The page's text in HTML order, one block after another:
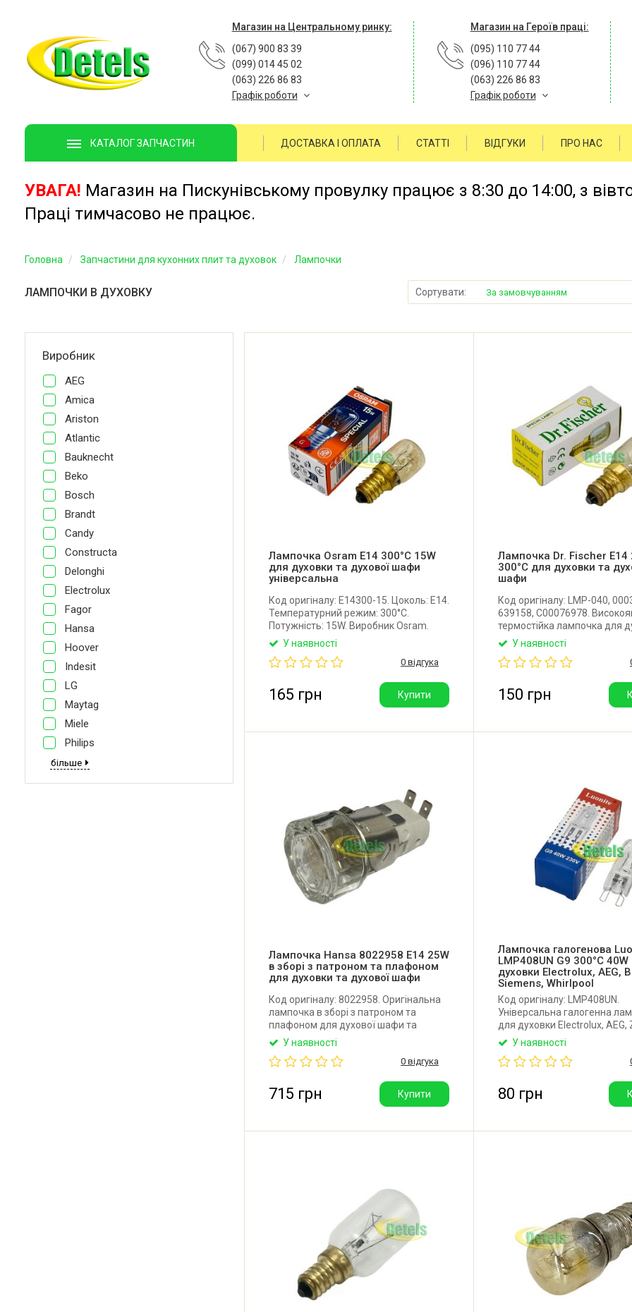
Магазин на Центральному ринку:
(067) 900 83 39
(099) 014 45 02
(063) 226 86 83
Графік роботи
Магазин на Героїв праці:
(095) 110 77 44
(096) 110 77 44
(063) 226 86 83
Графік роботи
КАТАЛОГ ЗАПЧАСТИН ДОСТАВКА І ОПЛАТА СТАТТІ ВІДГУКИ ПРО НАС
УВАГА! Магазин на Пискунівському провулку працює з 8:30 до 14:00, з
Праці тимчасово не працює.
Головна Запчастини для кухонних плит та духовок Лампочки
ЛАМПОЧКИ В ДУХОВКУ Сортувати: За замовчуванням
Виробник
AEG
Amica
Ariston
Atlantic
Bauknecht
Beko
Bosch
Brandt
Candy
Constructa
Delonghi
Electrolux
Fagor
Hansa
Hoover
Indesit
LG
Maytag
Miele
Philips
більше
Лампочка Osram E14 300°C 15W
для духовки та духової шафи
універсальна
Код оригіналу: E14300-15. Цоколь: E14.
Температурний режим: 300°C.
Потужність: 15W. Виробник Osram.
Країна реєстрації бренду: Німеччина.
У наявності
0 відгука
165 грн Купити
Лампочка Dr. Fischer E14
300°C для духовки та
шафи
Код оригіналу: LMP-040,
639158, C00076978.
термостійка лампочка для
духової шафи. Довжина: 55
Температурний режим:
Germany (P.R.C.).
У наявності
150 грн
Лампочка Hansa 8022958 E14 25W
в зборі з патроном та плафоном
для духовки та духової шафи
Код оригіналу: 8022958. Оригінальна
лампочка в зборі з патроном та
плафоном для духової шафи та
духовки кухонної плити Hansa, Amica.
виробник офіційно постачає лампочку
У наявності
0 відгука
715 грн Купити
Лампочка галогенова
LMP408UN G9 300°C
духовки Electrolux, AEG,
Siemens, Whirlpool
Код оригіналу: LMP408UN.
Універсальна галогенна
для духовки Electrolux, AEG,
Bosch, Siemens, Whirlpool,
40 мм. Ширина: 13 мм. Під
Виробник: Luonite (Китай).
У наявності
80 грн